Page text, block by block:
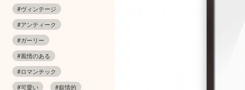
#ヴィンテージ
#アンティーク
#ガーリー
#風情のある
#ロマンチック
#可愛い
#叙情的